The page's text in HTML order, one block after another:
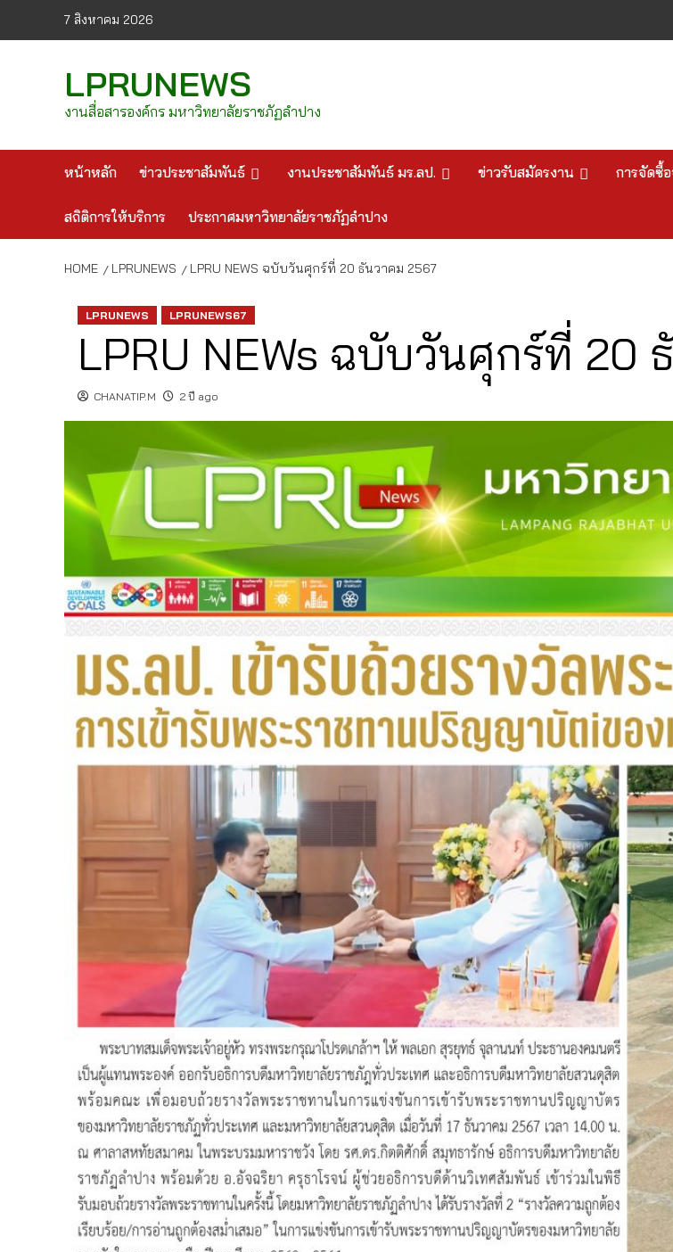
7 สิงหาคม 2026
LPRUNEWS
งานสื่อสารองค์กร มหาวิทยาลัยราชภัฏลำปาง
หน้าหลัก ข่าวประชาสัมพันธ์ งานประชาสัมพันธ์ มร.ลป. ข่าวรับสมัครงาน การจัดซื้
สถิติการให้บริการ ประกาศมหาวิทยาลัยราชภัฏลำปาง
HOME LPRUNEWS LPRU NEWS ฉบับวันศุกร์ที่ 20 ธันวาคม 2567
LPRUNEWS LPRUNEWS67
LPRU NEWs ฉบับวันศุกร์ที่ 20
CHANATIP.M 2 ปี ago